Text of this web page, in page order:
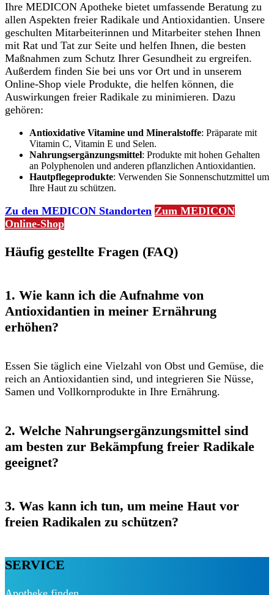
Ihre MEDICON Apotheke bietet umfassende Beratung zu
allen Aspekten freier Radikale und Antioxidantien. Unsere
geschulten Mitarbeiterinnen und Mitarbeiter stehen Ihnen
mit Rat und Tat zur Seite und helfen Ihnen, die besten
Maßnahmen zum Schutz Ihrer Gesundheit zu ergreifen.
Außerdem finden Sie bei uns vor Ort und in unserem
Online-Shop viele Produkte, die helfen können, die
Auswirkungen freier Radikale zu minimieren. Dazu
gehören:
Antioxidative Vitamine und Mineralstoffe: Präparate mit
Vitamin C, Vitamin E und Selen.
Nahrungsergänzungsmittel: Produkte mit hohen Gehalten
an Polyphenolen und anderen pflanzlichen Antioxidantien.
Hautpflegeprodukte: Verwenden Sie Sonnenschutzmittel um
Ihre Haut zu schützen.
Zu den MEDICON Standorten Zum MEDICON
Online-Shop
Häufig gestellte Fragen (FAQ)
1. Wie kann ich die Aufnahme von
Antioxidantien in meiner Ernährung
erhöhen?
Essen Sie täglich eine Vielzahl von Obst und Gemüse, die
reich an Antioxidantien sind, und integrieren Sie Nüsse,
Samen und Vollkornprodukte in Ihre Ernährung.
2. Welche Nahrungsergänzungsmittel sind
am besten zur Bekämpfung freier Radikale
geeignet?
3. Was kann ich tun, um meine Haut vor
freien Radikalen zu schützen?
SERVICE